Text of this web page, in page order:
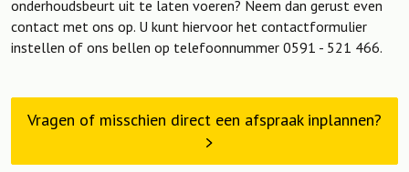
onderhoudsbeurt uit te laten voeren? Neem dan gerust even
contact met ons op. U kunt hiervoor het contactformulier
instellen of ons bellen op telefoonnummer 0591 - 521 466.
Vragen of misschien direct een afspraak inplannen?